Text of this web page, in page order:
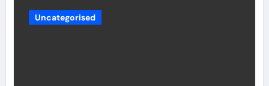
Uncategorised